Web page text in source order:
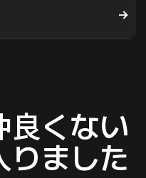
良くない
りました